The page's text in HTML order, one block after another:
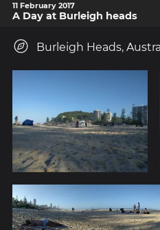
11 February 2017
A Day at Burleigh heads
Burleigh Heads,